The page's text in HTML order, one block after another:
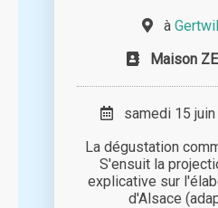
à
Maison
samedi 15 juin
La dégustation
S'ensuit la
explicative sur
d'Alsace